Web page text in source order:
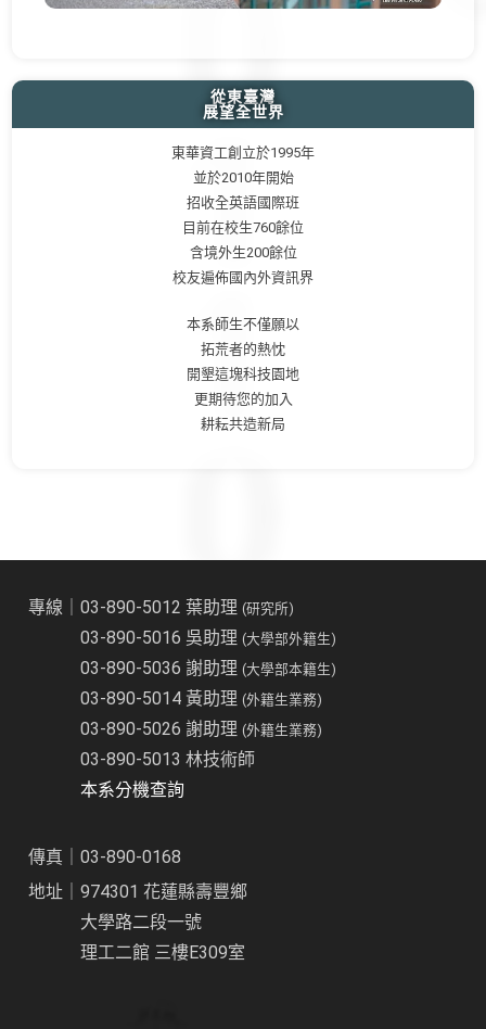
從東臺灣
展望全世界
東華資工創立於1995年
並於2010年開始
招收全英語國際班
目前在校生760餘位
含境外生200餘位
校友遍佈國內外資訊界
本系師生不僅願以
拓荒者的熱忱
開墾這塊科技園地
更期待您的加入
耕耘共造新局
專線｜03-890-5012 葉助理(研究所)
03-890-5016 吳助理(大學部外籍生)
03-890-5036 謝助理(大學部本籍生)
03-890-5014 黃助理(外籍生業務)
03-890-5026 謝助理(外籍生業務)
03-890-5013 林技術師
本系分機查詢
傳真｜03-890-0168
地址｜974301 花蓮縣壽豐鄉
大學路二段一號
理工二館 三樓E309室